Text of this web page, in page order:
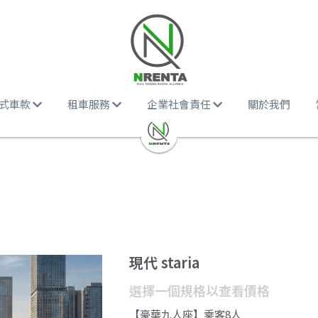
車款 租車服務 企業社會責任 關於我們
現代 staria
選擇一個規格以查看價格
【豪華九人座】乘客8人